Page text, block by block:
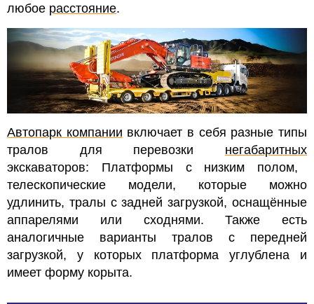
любое расстояние.
Автопарк компании включает в себя разные типы
тралов для перевозки негабаритных
экскаваторов: Платформы с низким полом,
телескопические модели, которые можно
удлинить, тралы с задней загрузкой, оснащённые
аппарелями или сходнями. Также есть
аналогичные варианты тралов с передней
загрузкой, у которых платформа углублена и
имеет форму корыта.